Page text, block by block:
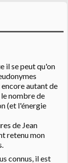
il se peut qu'on
autant de
nombre de
(et l'énergie
de Jean
retenu mon
connus, il est